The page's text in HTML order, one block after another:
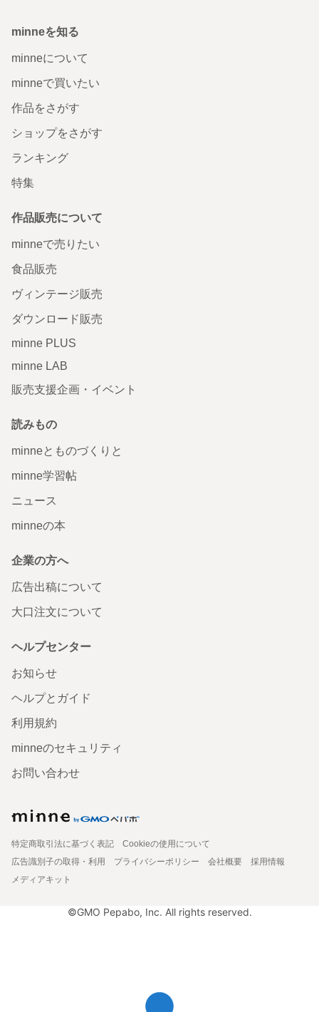
minneを知る
minneについて
minneで買いたい
作品をさがす
ショップをさがす
ランキング
特集
作品販売について
minneで売りたい
食品販売
ヴィンテージ販売
ダウンロード販売
minne PLUS
minne LAB
販売支援企画・イベント
読みもの
minneとものづくりと
minne学習帖
ニュース
minneの本
企業の方へ
広告出稿について
大口注文について
ヘルプセンター
お知らせ
ヘルプとガイド
利用規約
minneのセキュリティ
お問い合わせ
特定商取引法に基づく表記
Cookieの使用について
広告識別子の取得・利用
プライバシーポリシー 会社概要
採用情報
メディアキット
©GMO Pepabo, Inc. All rights reserved.